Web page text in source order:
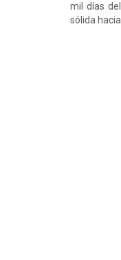
mil días
sólida